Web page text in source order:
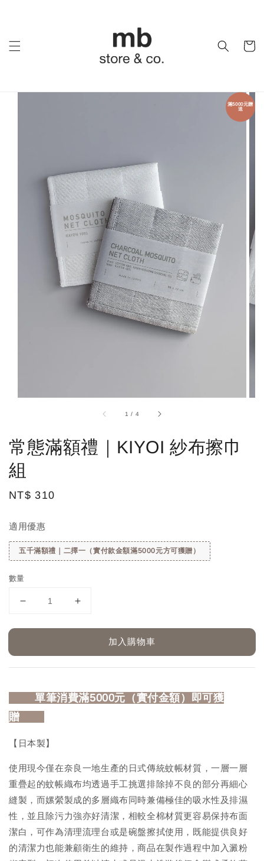
1 / 4
滿5000元贈
送
常態滿額禮｜KIYOI 紗布擦巾
組
Regular
NT$ 310
適用優惠
五千滿額禮｜二擇一（實付款金額滿5000元方可獲贈）
數量
加入購物車
⠀⠀ 單筆消費滿5000元（實付金額）即可獲
贈
【日本製】
使用現今僅在奈良一地生產的日式傳統蚊帳材質，一層一層
重疊起的蚊帳織布均透過手工挑選排除掉不良的部分再細心
縫製，而嫘縈製成的多層織布同時兼備極佳的吸水性及排濕
性，並且除污力強亦好清潔，相較全棉材質更容易保持布面
潔白，可作為清理流理台或是碗盤擦拭使用，既能提供良好
的清潔力也能兼顧衛生的維持，商品在製作過程中加入澱粉